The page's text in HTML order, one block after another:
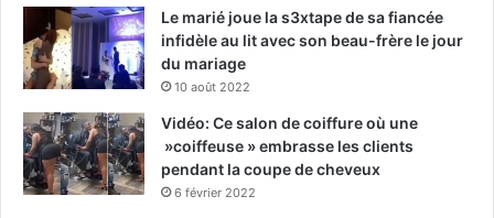
Le marié joue la s3xtape de sa fiancée
infidèle au lit avec son beau-frère le jour
du mariage
10 août 2022
Vidéo: Ce salon de coiffure où une
»coiffeuse » embrasse les clients
pendant la coupe de cheveux
6 février 2022